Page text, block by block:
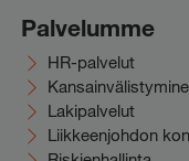
Palvelumme
HR-palvelut
Lakipalvelut
Liikkeenjohdon